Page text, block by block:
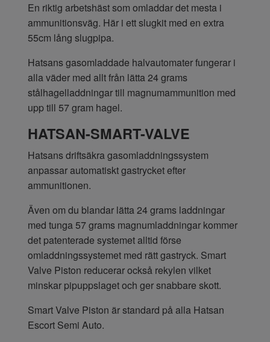
En riktig arbetshäst som omladdar det mesta i
ammunitionsväg. Här i ett slugkit med en extra
55cm lång slugpipa.
Hatsans gasomladdade halvautomater fungerar i
alla väder med allt från lätta 24 grams
stålhagelladdningar till magnumammunition med
upp till 57 gram hagel.
HATSAN-SMART-VALVE
Hatsans driftsäkra gasomladdningssystem
anpassar automatiskt gastrycket efter
ammunitionen.
Även om du blandar lätta 24 grams laddningar
med tunga 57 grams magnumladdningar kommer
det patenterade systemet alltid förse
omladdningssystemet med rätt gastryck. Smart
Valve Piston reducerar också rekylen vilket
minskar pipuppslaget och ger snabbare skott.
Smart Valve Piston är standard på alla Hatsan
Escort Semi Auto.